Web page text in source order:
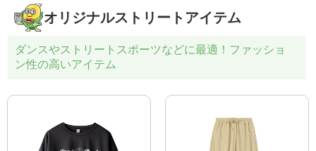
オリジナルストリートアイテム
ダンスやストリートスポーツなどに最適！ファッショ
ン性の高いアイテム